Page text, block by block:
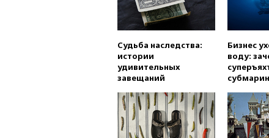
Судьба наследства:
истории
удивительных
завещаний
Бизнес
воду: